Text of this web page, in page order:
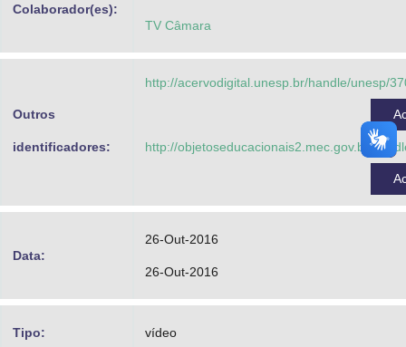
Colaborador(es):
TV Câmara
Outros
identificadores:
http://acervodigital.unesp.br/handle/unesp/
http://objetoseducacionais2.mec.gov.br/
Data:
26-Out-2016
26-Out-2016
Tipo: vídeo